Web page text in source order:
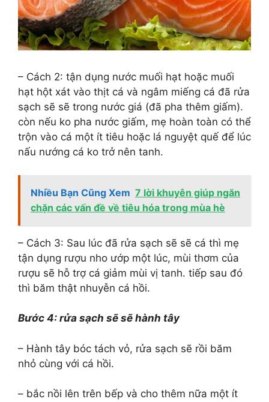
– Cách 2: tận dụng nước muối hạt hoặc muối
hạt hột xát vào thịt cá và ngâm miếng cá đã rửa
sạch sẽ sẽ trong nước giá (đã pha thêm giấm).
còn nếu ko pha nước giấm, mẹ hoàn toàn có thể
trộn vào cá một ít tiêu hoặc lá nguyệt quế để lúc
nấu nướng cá ko trở nên tanh.
Nhiều Bạn Cũng Xem 7 lời khuyên giúp ngăn
chặn các vấn đề về tiêu hóa trong mùa hè
– Cách 3: Sau lúc đã rửa sạch sẽ sẽ cá thì mẹ
tận dụng rượu nho ướp một lúc, mùi thơm của
rượu sẽ hỗ trợ cá giảm mùi vị tanh. tiếp sau đó
thì băm thật nhuyễn cá hồi.
Bước 4: rửa sạch sẽ sẽ hành tây
– Hành tây bóc tách vỏ, rửa sạch sẽ rồi băm
nhỏ cùng với cá hồi.
– bắc nồi lên trên bếp và cho thêm nữa một ít